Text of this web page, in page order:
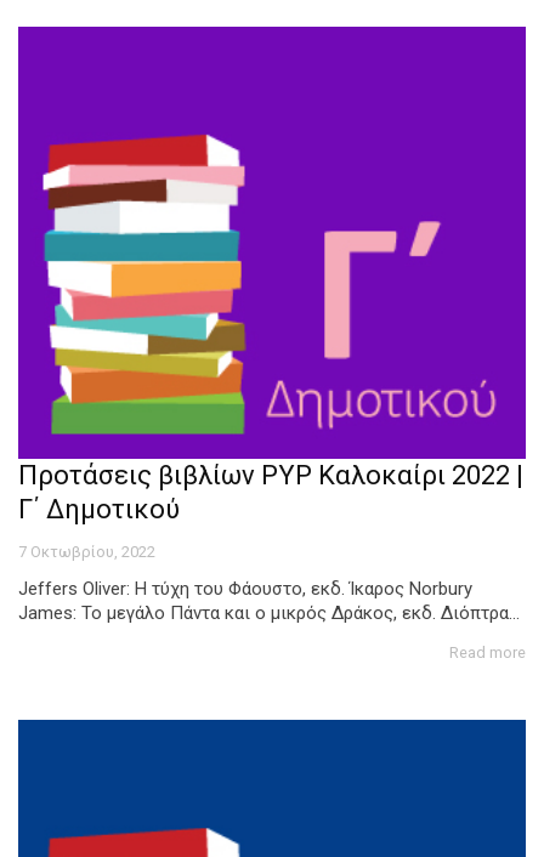
Προτάσεις βιβλίων PYP Καλοκαίρι 2022 |
Γ΄ Δημοτικού
7 Οκτωβρίου, 2022
Jeffers Oliver: Η τύχη του Φάουστο, εκδ. Ίκαρος Norbury
James: Το μεγάλο Πάντα και ο μικρός Δράκος, εκδ. Διόπτρα...
Read more